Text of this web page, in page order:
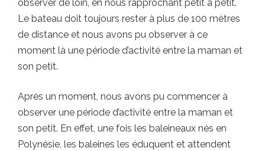
observer de loin, en nous rapprochant petit à petit.
Le bateau doit toujours rester à plus de 100 mètres
de distance et nous avons pu observer à ce
moment là une période d’activité entre la maman et
son petit.
Après un moment, nous avons pu commencer à
observer une période d’activité entre la maman et
son petit. En effet, une fois les baleineaux nés en
Polynésie, les baleines les éduquent et attendent